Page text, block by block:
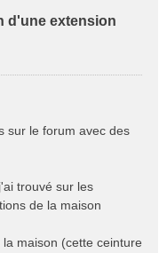
d'une extension
sur le forum avec des
trouvé sur les
de la maison
maison (cette ceinture